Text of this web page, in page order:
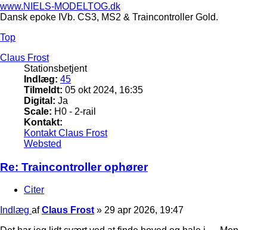
www.NIELS-MODELTOG.dk
Dansk epoke IVb. CS3, MS2 & Traincontroller Gold.
Top
Claus Frost
Stationsbetjent
Indlæg: 45
Tilmeldt: 05 okt 2024, 16:35
Digital: Ja
Scale: H0 - 2-rail
Kontakt:
Kontakt Claus Frost
Websted
Re: Traincontroller ophører
Citer
Indlæg afClaus Frost » 29 apr 2026, 19:47